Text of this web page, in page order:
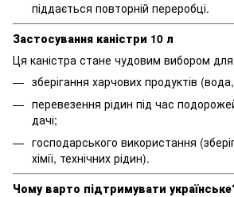
піддається повторній переробці.
Застосування каністри 10 л
Ця каністра стане чудовим вибором
зберігання харчових продуктів
перевезення рідин під час
дачі;
господарського використання
хімії, технічних рідин).
Чому варто підтримувати